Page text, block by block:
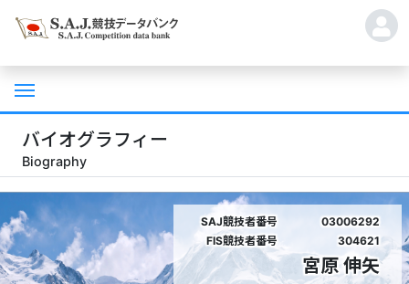
バイオグラフィー
Biography
SAJ競技者番号
03006292
FIS競技者番号
304621
宮原 伸矢